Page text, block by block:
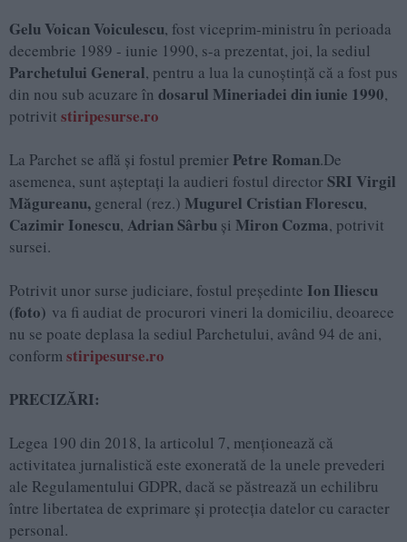
Gelu Voican Voiculescu, fost viceprim-ministru în perioada
decembrie 1989 - iunie 1990, s-a prezentat, joi, la sediul
Parchetului General, pentru a lua la cunoştinţă că a fost pus
din nou sub acuzare în dosarul Mineriadei din iunie 1990,
potrivit stiripesurse.ro
La Parchet se află şi fostul premier Petre Roman.De
asemenea, sunt aşteptaţi la audieri fostul director SRI Virgil
Măgureanu, general (rez.) Mugurel Cristian Florescu,
Cazimir Ionescu, Adrian Sârbu şi Miron Cozma, potrivit
sursei.
Potrivit unor surse judiciare, fostul preşedinte Ion Iliescu
(foto) va fi audiat de procurori vineri la domiciliu, deoarece
nu se poate deplasa la sediul Parchetului, având 94 de ani,
conformstiripesurse.ro
PRECIZĂRI:
Legea 190 din 2018, la articolul 7, menţionează că
activitatea jurnalistică este exonerată de la unele prevederi
ale Regulamentului GDPR, dacă se păstrează un echilibru
între libertatea de exprimare şi protecţia datelor cu caracter
personal.